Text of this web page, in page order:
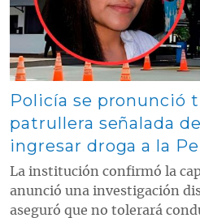
Policía se pronunció
patrullera señalada
ingresar droga a la
La institución confirmó la
anunció una investigación
aseguró que no tolerará